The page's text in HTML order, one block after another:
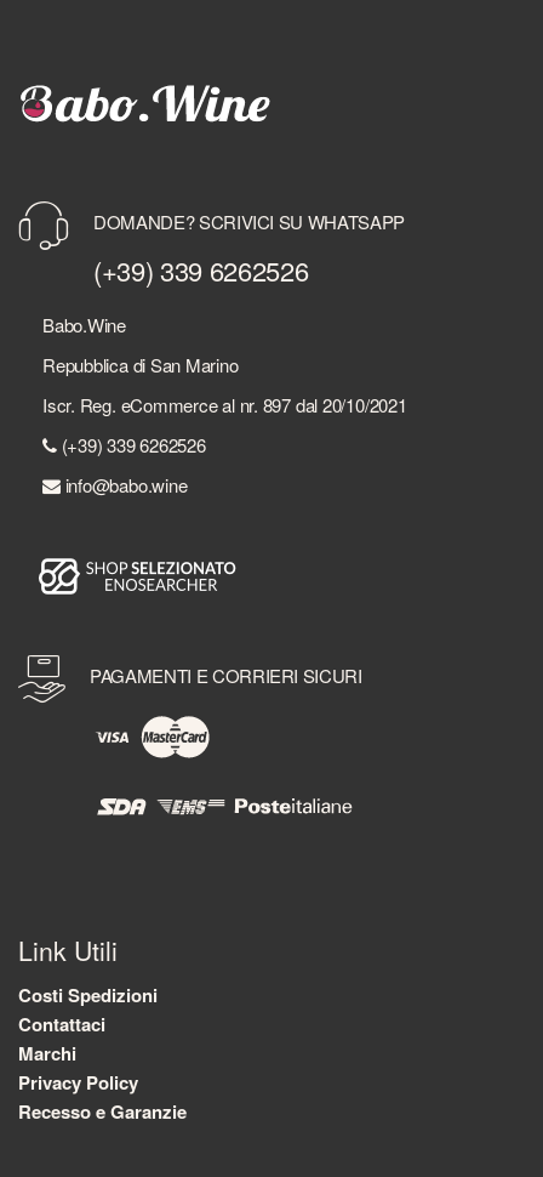
DOMANDE? SCRIVICI SU WHATSAPP
(+39) 339 6262526
Babo.Wine
Repubblica di San Marino
Iscr. Reg. eCommerce al nr. 897 dal 20/10/2021
(+39) 339 6262526
info@babo.wine
PAGAMENTI E CORRIERI SICURI
Link Utili
Costi Spedizioni
Contattaci
Marchi
Privacy Policy
Recesso e Garanzie